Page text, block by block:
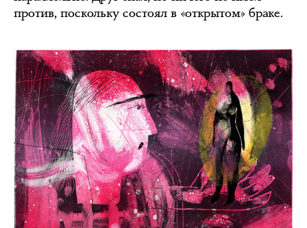
против, поскольку состоял в «открытом» браке.